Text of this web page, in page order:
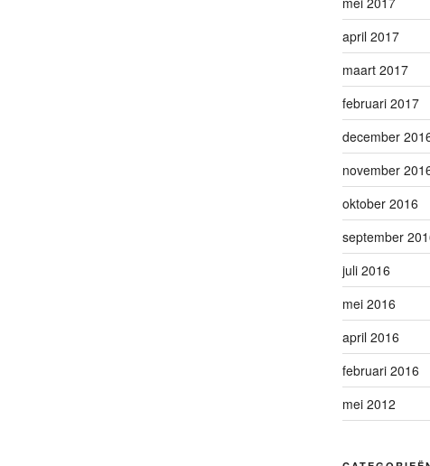
april 2017
maart 2017
februari 2017
december
november
oktober 2016
september
juli 2016
mei 2016
april 2016
februari 2016
mei 2012